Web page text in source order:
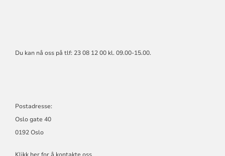
Du kan nå oss på tlf: 23 08 12 00 kl. 09.00-15.00.
Postadresse:
Oslo gate 40
0192 Oslo
Klikk her for å kontakte oss